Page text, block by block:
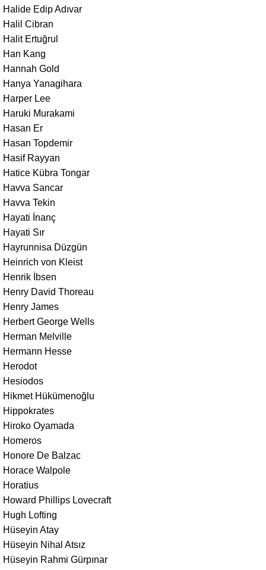
Halide Edip Adıvar
Halil Cibran
Halit Ertuğrul
Han Kang
Hannah Gold
Hanya Yanagihara
Harper Lee
Haruki Murakami
Hasan Er
Hasan Topdemir
Hasif Rayyan
Hatice Kübra Tongar
Havva Sancar
Havva Tekin
Hayati İnanç
Hayati Sır
Hayrunnisa Düzgün
Heinrich von Kleist
Henrik İbsen
Henry David Thoreau
Henry James
Herbert George Wells
Herman Melville
Hermann Hesse
Herodot
Hesiodos
Hikmet Hükümenoğlu
Hippokrates
Hiroko Oyamada
Homeros
Honore De Balzac
Horace Walpole
Horatius
Howard Phillips Lovecraft
Hugh Lofting
Hüseyin Atay
Hüseyin Nihal Atsız
Hüseyin Rahmi Gürpınar